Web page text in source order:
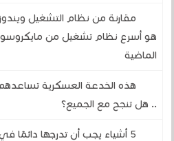
الماضية
هذه الخدعة العسكرية
.. هل تنجح مع الجميع؟